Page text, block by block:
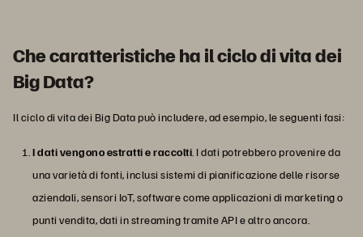
Che caratteristiche ha il ciclo di vita dei
Big Data?
Il ciclo di vita dei Big Data può includere, ad esempio, le seguenti fasi:
I dati vengono estratti e raccolti . I dati potrebbero provenire da
una varietà di fonti, inclusi sistemi di pianificazione delle risorse
aziendali, sensori IoT, software come applicazioni di marketing o
punti vendita, dati in streaming tramite API e altro ancora.